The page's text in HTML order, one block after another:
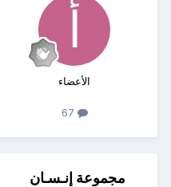
الأعضاء
مجموعة إنـسـان